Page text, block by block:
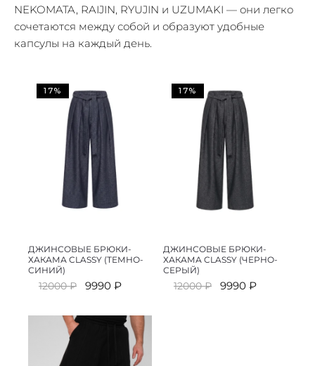
NEKOMATA, RAIJIN, RYUJIN и UZUMAKI — они легко
сочетаются между собой и образуют удобные
капсулы на каждый день.
17%
ДЖИНСОВЫЕ БРЮКИ-
ХАКАМА CLASSY (ТЕМНО-
СИНИЙ)
12000₽
Первоначальная
составляла
12000 ₽.
9990 ₽Текущая
9990 ₽.
17%
ДЖИНСОВЫЕ БРЮКИ-
ХАКАМА CLASSY (ЧЕРНО-
СЕРЫЙ)
12000₽
Первоначальная
9990 ₽Текущая